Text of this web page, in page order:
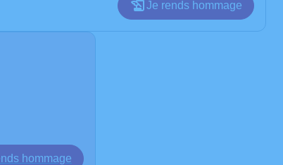
Je rends hommage
hommage